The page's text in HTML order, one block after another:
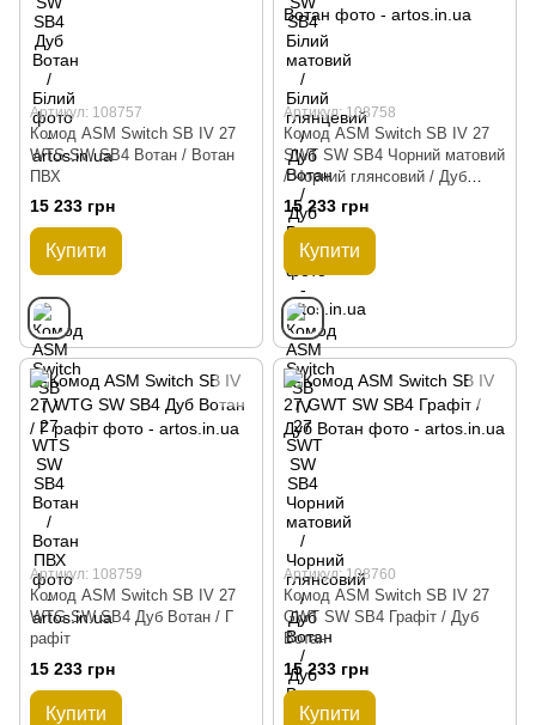
Артикул: 108757
Комод ASM Switch SB IV 27
WTS SW SB4 Вотан / Вотан
ПВХ
15 233 грн
Купити
Артикул: 108758
Комод ASM Switch SB IV 27
SWT SW SB4 Чорний матовий
/ Чорний глянсовий / Дуб
Вотан / Дуб Вотан
15 233 грн
Купити
Артикул: 108759
Комод ASM Switch SB IV 27
WTG SW SB4 Дуб Вотан / Г
рафіт
15 233 грн
Купити
Артикул: 108760
Комод ASM Switch SB IV 27
GWT SW SB4 Графіт / Дуб
Вотан
15 233 грн
Купити